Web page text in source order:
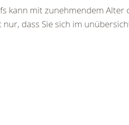
kann mit zunehmendem
dass Sie sich im